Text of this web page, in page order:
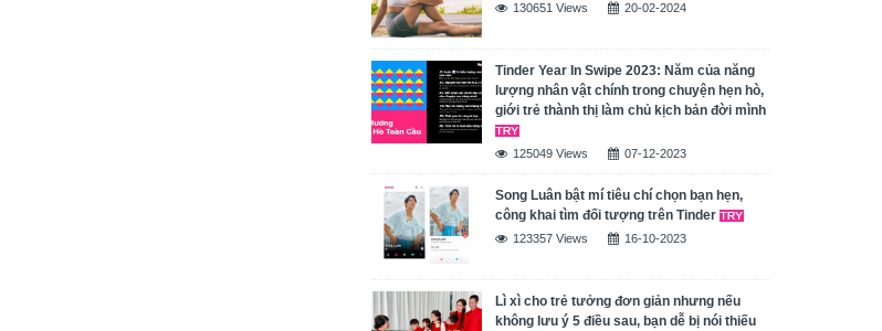
130651 Views 20-02-2024
Tinder Year In Swipe 2023: Năm của năng
lượng nhân vật chính trong chuyện hẹn hò,
giới trẻ thành thị làm chủ kịch bản đời mình
125049 Views 07-12-2023
Song Luân bật mí tiêu chí chọn bạn hẹn,
công khai tìm đối tượng trên Tinder
123357 Views 16-10-2023
Lì xì cho trẻ tưởng đơn giản nhưng nếu
không lưu ý 5 điều sau, bạn dễ bị nói thiếu